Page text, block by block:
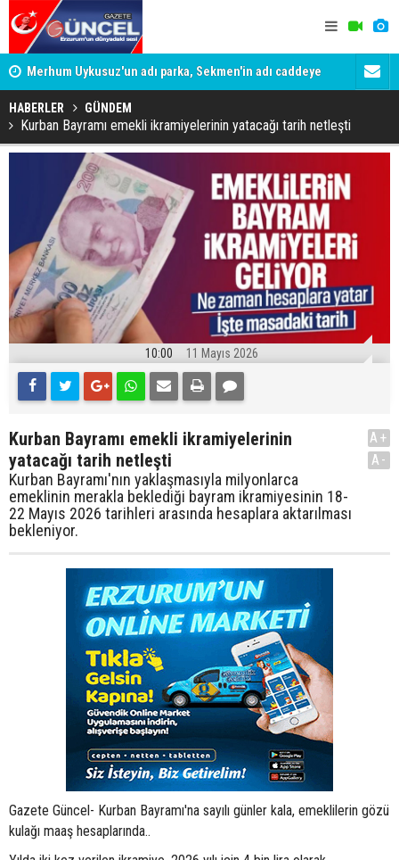
Merhum Uykusuz'un adı parka, Sekmen'in adı caddeye
verildi
HABERLER GÜNDEM
Kurban Bayramı emekli ikramiyelerinin yatacağı tarih netleşti
10:00 11 Mayıs 2026
Kurban Bayramı emekli ikramiyelerinin
yatacağı tarih netleşti
Kurban Bayramı'nın yaklaşmasıyla milyonlarca
emeklinin merakla beklediği bayram ikramiyesinin 18-
22 Mayıs 2026 tarihleri arasında hesaplara aktarılması
bekleniyor.
A+
A-
Gazete Güncel- Kurban Bayramı'na sayılı günler kala, emeklilerin gözü
kulağı maaş hesaplarında..